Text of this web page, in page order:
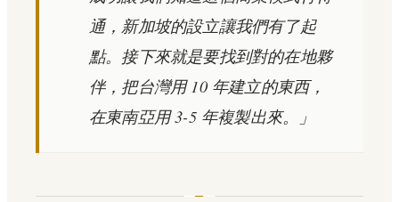
通，新加坡的設立讓我們有了起
點。接下來就是要找到對的在地夥
伴，把台灣用 10 年建立的東西，
在東南亞用 3-5 年複製出來。」